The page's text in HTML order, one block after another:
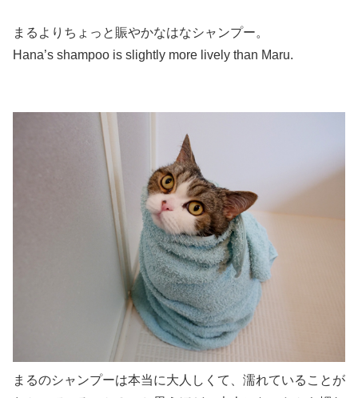
まるよりちょっと賑やかなはなシャンプー。
Hana’s shampoo is slightly more lively than Maru.
まるのシャンプーは本当に大人しくて、濡れていることが